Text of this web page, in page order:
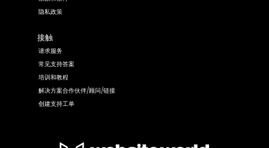
隐私政策
接触
请求服务
常见支持答案
培训和教程
解决方案合作伙伴/顾问/链接
创建支持工单